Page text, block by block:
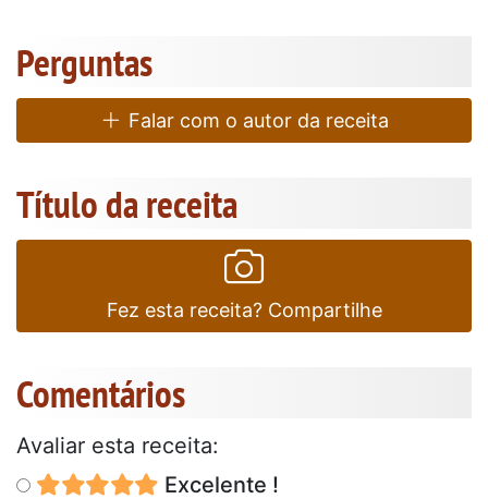
Perguntas
Falar com o autor da receita
Título da receita
Fez esta receita? Compartilhe
Comentários
Avaliar esta receita:
Excelente !